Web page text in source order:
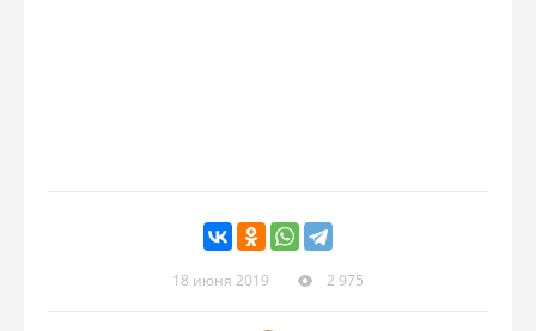
18 июня 2019 2 975